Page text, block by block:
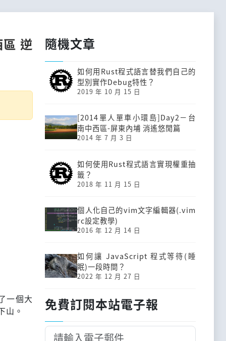
逆
一個大
山。
隨機文章
如何用Rust程式語言替我們自己的
型別實作Debug特性？
2019 年 10 月 15 日
[2014單人單車小環島]Day2－台
南中西區-屏東內埔 消遙悠閒篇
2014 年 7 月 3 日
如何使用Rust程式語言實現權重抽
籤？
2018 年 11 月 15 日
個人化自己的vim文字編輯器(.vim
rc設定教學)
2016 年 12 月 14 日
如何讓 JavaScript 程式等待(睡
眠)一段時間？
2022 年 12 月 27 日
免費訂閱本站電子報